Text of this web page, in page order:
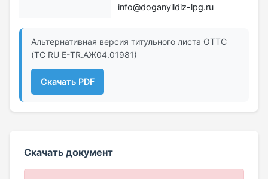
info@doganyildiz-lpg.ru
Альтернативная версия титульного листа ОТТС
(ТС RU Е-TR.АЖ04.01981)
Скачать PDF
Скачать документ